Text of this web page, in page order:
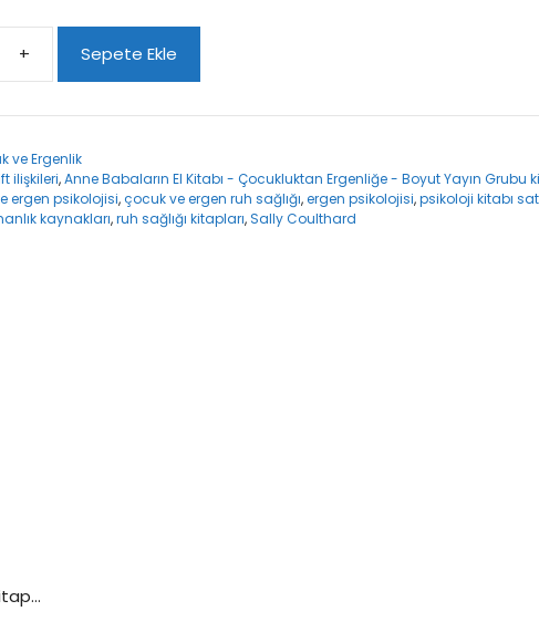
+ Sepete Ekle
ve Ergenlik
ilişkileri,Anne Babaların El Kitabı - Çocukluktan Ergenliğe - Boyut Yayın Grubu
ergen psikolojisi,çocuk ve ergen ruh sağlığı,ergen psikolojisi,psikoloji kitabı
kaynakları,ruh sağlığı kitapları,Sally Coulthard